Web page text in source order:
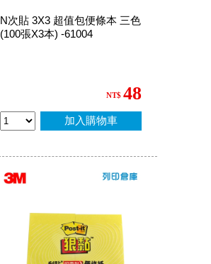
N次貼 3X3 超值包便條本 三色
(100張X3本) -61004
NT$ 48
加入購物車